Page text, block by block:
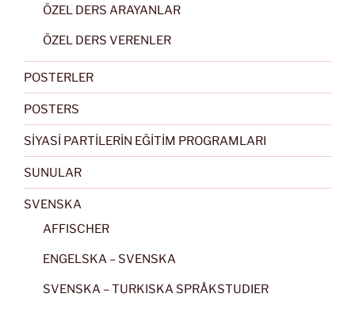
ÖZEL DERS ARAYANLAR
ÖZEL DERS VERENLER
POSTERLER
POSTERS
SİYASİ PARTİLERİN EĞİTİM PROGRAMLARI
SUNULAR
SVENSKA
AFFISCHER
ENGELSKA – SVENSKA
SVENSKA – TURKISKA SPRÅKSTUDIER